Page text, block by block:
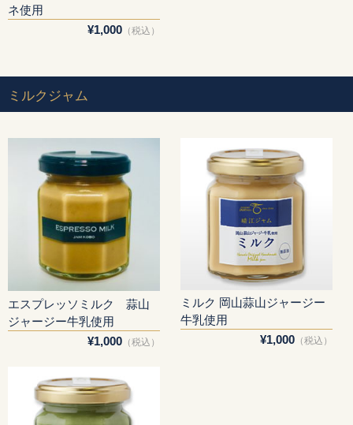
ネ使用
¥1,000（税込）
ミルクジャム
エスプレッソミルク 蒜山
ジャージー牛乳使用
¥1,000（税込）
ミルク 岡山蒜山ジャージー
牛乳使用
¥1,000 （税込）